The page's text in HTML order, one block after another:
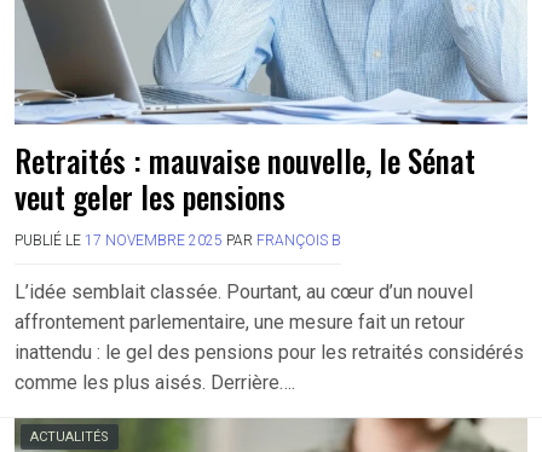
Retraités : mauvaise nouvelle, le Sénat
veut geler les pensions
PUBLIÉ LE 17 NOVEMBRE 2025 PAR FRANÇOIS B
L’idée semblait classée. Pourtant, au cœur d’un nouvel
affrontement parlementaire, une mesure fait un retour
inattendu : le gel des pensions pour les retraités considérés
comme les plus aisés. Derrière….
ACTUALITÉS